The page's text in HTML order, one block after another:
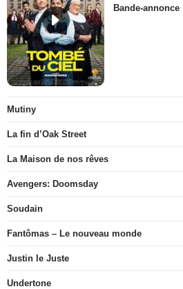
Bande-annonce
Mutiny
La fin d’Oak Street
La Maison de nos rêves
Avengers: Doomsday
Soudain
Fantômas – Le nouveau monde
Justin le Juste
Undertone